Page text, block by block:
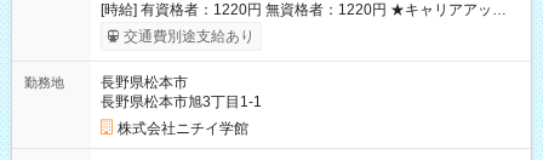
[時給] 有資格者：1220円 無資格者：1220円 ★キャリアアップ制
度あり 進級により給与がアップします！ 【試用期間】試用期間
あり 試用期間の長さ：3ヶ月 雇用形態、給与は本採用時と同じ
交通費別途支給あり
勤務地
長野県松本市
長野県松本市旭3丁目1-1
株式会社ニチイ学館